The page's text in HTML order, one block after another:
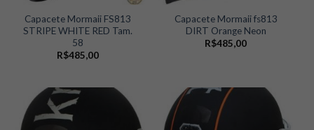
Capacete Mormaii FS813
STRIPE WHITE RED Tam.
58
R$485,00
Capacete Mormaii fs813
DIRT Orange Neon
R$485,00